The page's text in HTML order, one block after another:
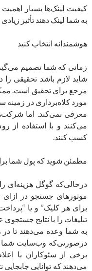
کیفیت لینک‌ها بسیار اهمیت
به شما لینک دهند تأثیر
هوشمندانه انتخاب کنید
زمانی که شما تصمیم
شاید لازم باشد تحقیقی را
مرجع برای تحقیق است.
مورد کلاه‌برداری در
معرفی نمی‌کند. اما
می‌کنند و با استفاده از
کسب کنند.
مطمئن شوید که پول شما
درحالی‌که گوگل هزینه‌ای را
موتورهای جستجو در ازای
برای هر کلیک” و یا
تبلیغات را با نتایج
به شما وعده می‌دهند تا در
درصورتی‌که وب‌سایت شما
برخی از سئوکاران با
می‌دهند که توانایی جابجایی